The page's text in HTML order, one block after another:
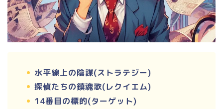
水平線上の陰謀(ストラテジー)
探偵たちの鎮魂歌(レクイエム)
14番目の標的(ターゲット)